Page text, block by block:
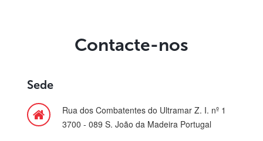
Contacte-nos
Sede
Rua dos Combatentes do Ultramar Z. I. nº 1
3700 - 089 S. João da Madeira Portugal